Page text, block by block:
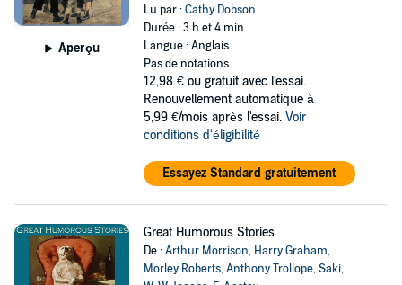
Aperçu
Lu par :Cathy Dobson
Durée : 3 h et 4 min
Langue : Anglais
Pas de notations
12,98 € ou gratuit avec l'essai.
Renouvellement automatique à
5,99 €/mois après l'essai. Voir
conditions d'éligibilité
Essayez Standard gratuitement
Great Humorous Stories
De :Arthur Morrison, Harry Graham,
Morley Roberts,Anthony Trollope,Saki,